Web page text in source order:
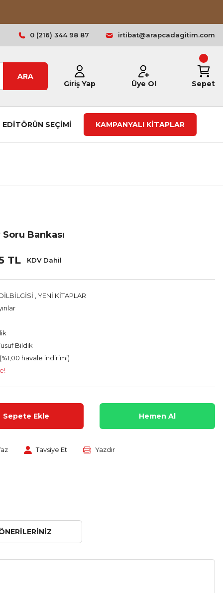
0 (216) 344 98 87 irtibat@arapcadagitim.com
ARA
Giriş Yap
Üye Ol Sepet
EDİTÖRÜN SEÇİMİ KAMPANYALI KİTAPLAR
Bankası
TL KDV Dahil
YENİ KİTAPLAR
Bildik
havale indirimi)
Sepete Ekle Hemen Al
Tavsiye Et Yazdır